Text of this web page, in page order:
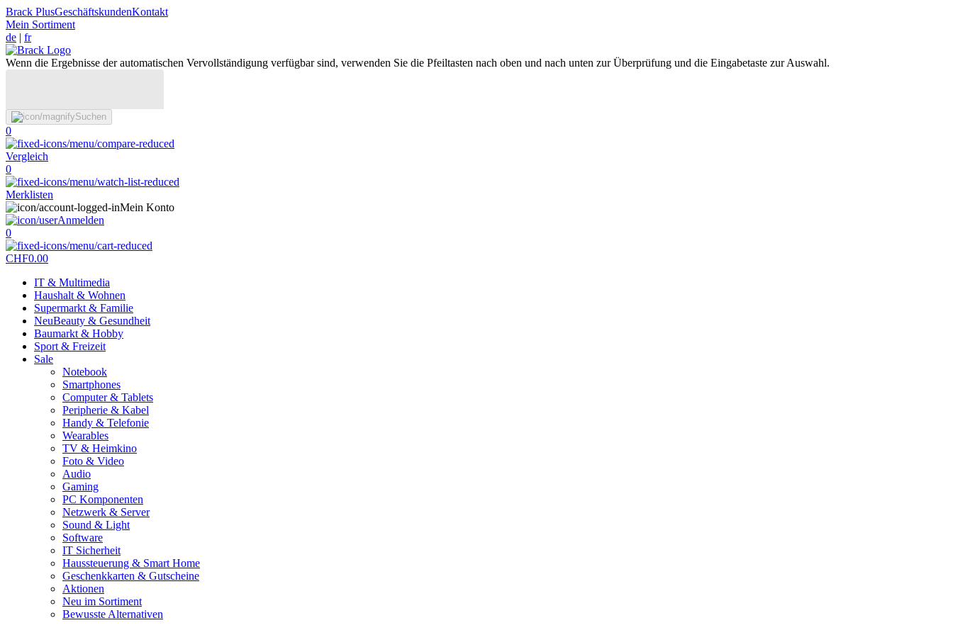
Brack PlusGeschäftskundenKontakt
Mein Sortiment
de | fr
Wenn die Ergebnisse der automatischen Vervollständigung verfügbar sind, verwenden Sie die Pfeiltasten nach oben und nach unten zur Überprüfung und die Eingabetaste zur Auswahl.
Suchen
0
Vergleich
0
Merklisten
Mein Konto
Anmelden
0
CHF0.00
IT & Multimedia
Haushalt & Wohnen
Supermarkt & Familie
NeuBeauty & Gesundheit
Baumarkt & Hobby
Sport & Freizeit
Sale
Notebook
Smartphones
Computer & Tablets
Peripherie & Kabel
Handy & Telefonie
Wearables
TV & Heimkino
Foto & Video
Audio
Gaming
PC Komponenten
Netzwerk & Server
Sound & Light
Software
IT Sicherheit
Haussteuerung & Smart Home
Geschenkkarten & Gutscheine
Aktionen
Neu im Sortiment
Bewusste Alternativen